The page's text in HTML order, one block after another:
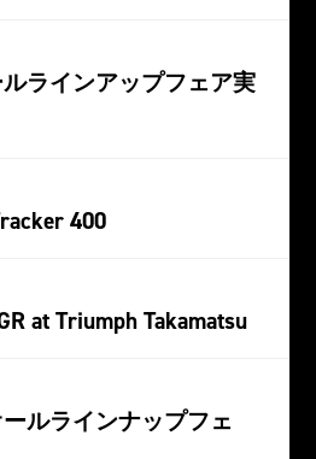
ラインアップフェア実
400
at Triumph Takamatsu
ールラインナップフェ